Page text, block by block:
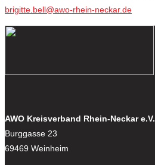
brigitte.bell@awo-rhein-neckar.de
AWO Kreisverband Rhein-Neckar e.V.
Burggasse 23
69469 Weinheim